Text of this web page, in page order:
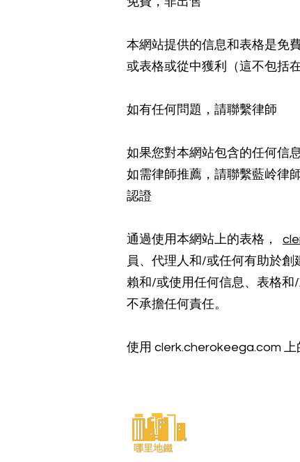
本網站提供的信息和表格是免
或表格或從中獲利（這不包括
如有任何問題，請聯繫律師
如果您對本網站包含的任何信
如需律師推薦，請聯繫藍岭律
認證
通過使用本網站上的表格，
員、代理人和/或任何有助於
賴和/或使用任何信息、表格和
不承擔任何責任。
使用 clerk.cherokeega.com 上
哪里地鐵